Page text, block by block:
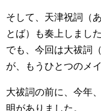
そして、天津祝詞（
とば）も奏上しました
でも、今回は大祓詞
が、もうひとつのメ
大祓詞の前に、今年
明がありました。